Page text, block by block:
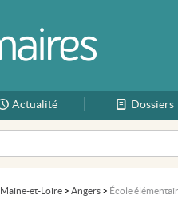
Actualité Dossiers
Maine-et-Loire > Angers > École